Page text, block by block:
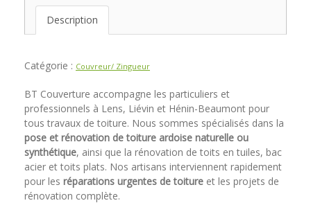
Description
Catégorie : Couvreur/ Zingueur
BT Couverture accompagne les particuliers et
professionnels à Lens, Liévin et Hénin-Beaumont pour
tous travaux de toiture. Nous sommes spécialisés dans la
pose et rénovation de toiture ardoise naturelle ou
synthétique, ainsi que la rénovation de toits en tuiles, bac
acier et toits plats. Nos artisans interviennent rapidement
pour les réparations urgentes de toiture et les projets de
rénovation complète.